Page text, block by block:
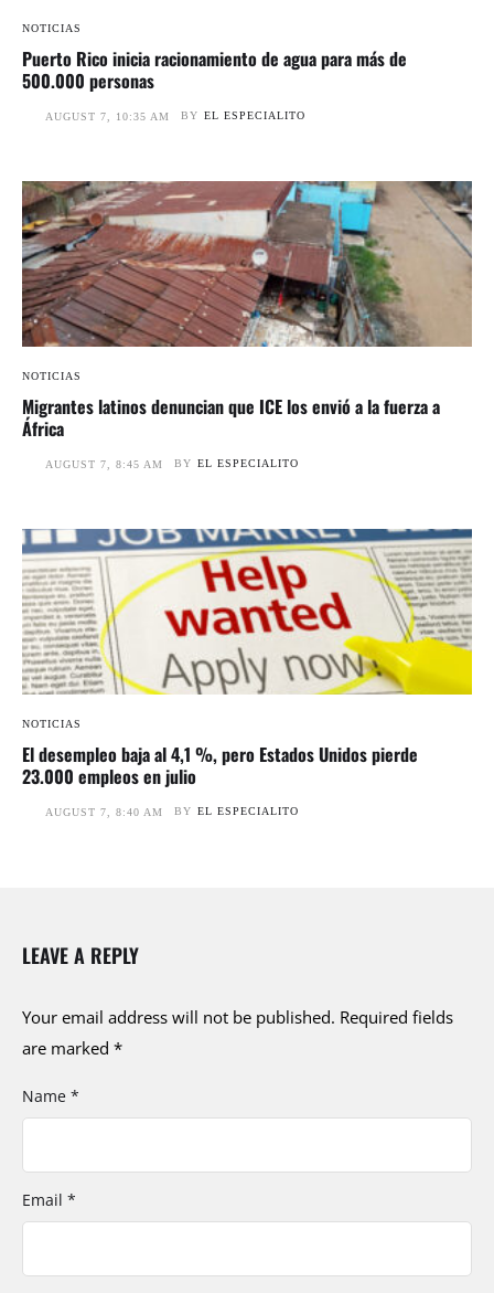
NOTICIAS
Puerto Rico inicia racionamiento de agua para más de
500.000 personas
AUGUST 7, 10:35 AM BY EL ESPECIALITO
NOTICIAS
Migrantes latinos denuncian que ICE los envió a la fuerza a
África
AUGUST 7, 8:45 AM BY EL ESPECIALITO
NOTICIAS
El desempleo baja al 4,1 %, pero Estados Unidos pierde
23.000 empleos en julio
AUGUST 7, 8:40 AM BY EL ESPECIALITO
LEAVE A REPLY
Your email address will not be published. Required fields
are marked *
Name *
Email *